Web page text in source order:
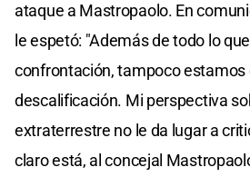
ataque a Mastropaolo. En
le espetó: "Además de todo lo
confrontación, tampoco estamos
descalificación. Mi perspectiva
extraterrestre no le da lugar a
claro está, al concejal